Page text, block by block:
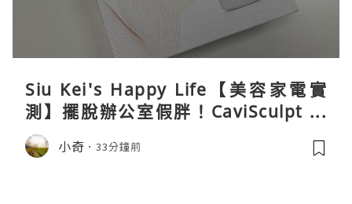
Siu Kei's Happy Life【美容家電實
測】擺脫辦公室假胖！CaviSculpt 新
一代72W高能超聲波體雕儀親身試用＆
真實評價
小奇 33分鐘前